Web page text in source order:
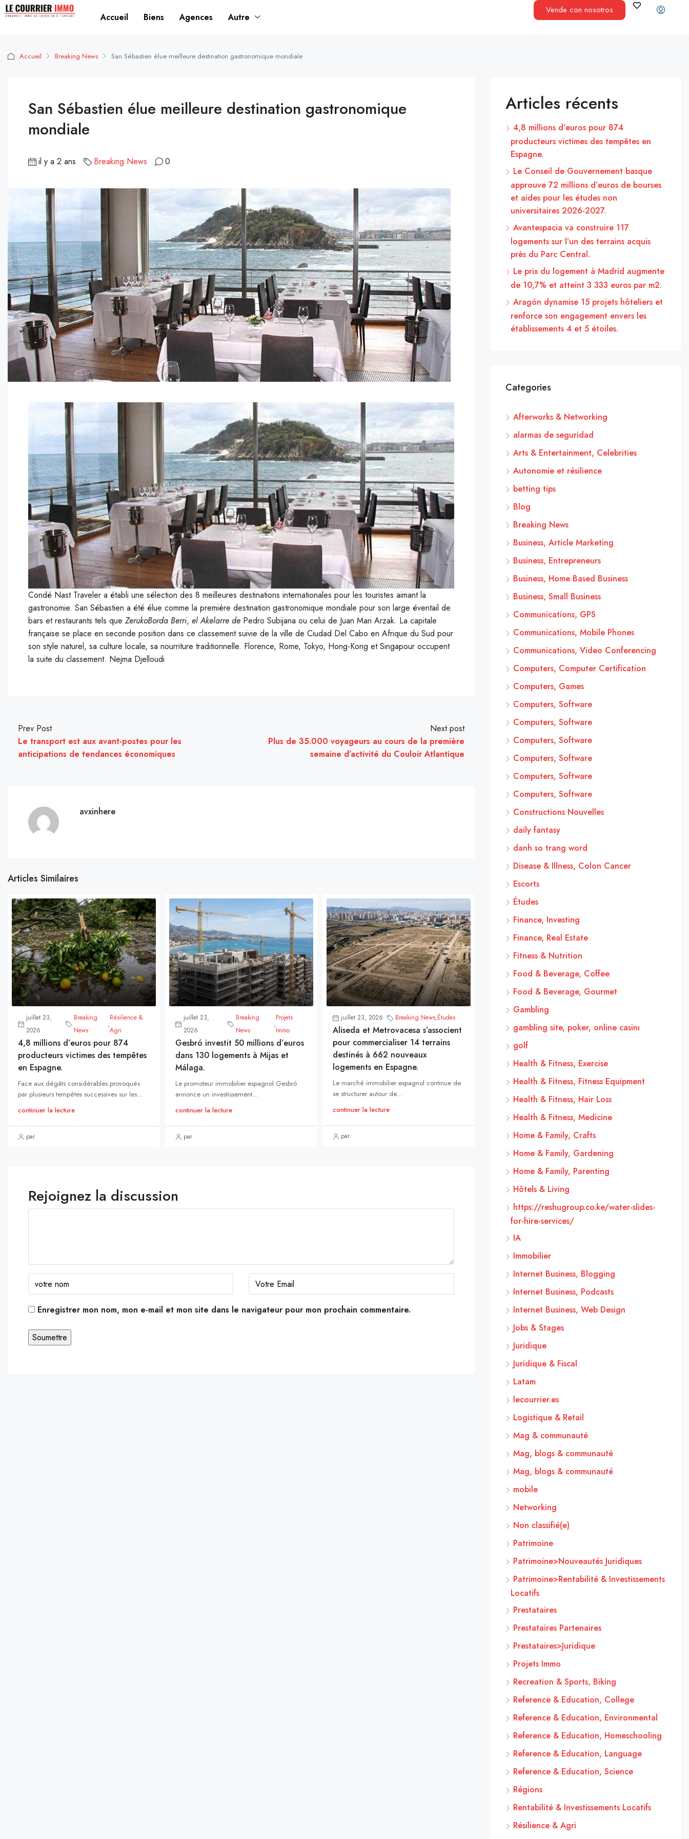
Accueil Biens Agences Autre
Vende con nosotros
Accueil Breaking News San Sébastien élue meilleure destination gastronomique mondiale
San Sébastien élue meilleure destination gastronomique
mondiale
il y a 2 ans Breaking News 0
Condé Nast Traveler a établi une sélection des 8 meilleures destinations internationales pour les touristes aimant la
gastronomie. San Sébastien a été élue comme la première destination gastronomique mondiale pour son large éventail de
bars et restaurants tels que ZerukoBorda Berri, el Akelarre de Pedro Subijana ou celui de Juan Mari Arzak. La capitale
française se place en seconde position dans ce classement suivie de la ville de Ciudad Del Cabo en Afrique du Sud pour
son style naturel, sa culture locale, sa nourriture traditionnelle. Florence, Rome, Tokyo, Hong-Kong et Singapour occupent
la suite du classement. Nejma Djelloudi
Prev Post
Le transport est aux avant-postes pour les
anticipations de tendances économiques
Next post
Plus de 35.000 voyageurs au cours de la première
semaine d’activité du Couloir Atlantique
avxinhere
Articles Similaires
juillet 23,
2026
Breaking
News
,
Résilience &
Agri
4,8 millions d’euros pour 874
producteurs victimes des tempêtes
en Espagne.
Face aux dégâts considérables provoqués
par plusieurs tempêtes successives sur les...
continuer la lecture
par
juillet 23,
2026
Breaking
News
,
Projets
Immo
Gesbró investit 50 millions d’euros
dans 130 logements à Mijas et
Málaga.
Le promoteur immobilier espagnol Gesbró
annonce un investissement...
continuer la lecture
par
juillet 23, 2026 Breaking News,Études
Aliseda et Metrovacesa s’associent
pour commercialiser 14 terrains
destinés à 662 nouveaux
logements en Espagne.
Le marché immobilier espagnol continue de
se structurer autour de...
continuer la lecture
par
Rejoignez la discussion
Enregistrer mon nom, mon e-mail et mon site dans le navigateur pour mon prochain commentaire.
Articles récents
4,8 millions d’euros pour 874
producteurs victimes des tempêtes en
Espagne.
Le Conseil de Gouvernement basque
approuve 72 millions d’euros de bourses
et aides pour les études non
universitaires 2026-2027.
Avantespacia va construire 117
logements sur l’un des terrains acquis
près du Parc Central.
Le prix du logement à Madrid augmente
de 10,7% et atteint 3 333 euros par m2.
Aragón dynamise 15 projets hôteliers et
renforce son engagement envers les
établissements 4 et 5 étoiles.
Categories
Afterworks & Networking
alarmas de seguridad
Arts & Entertainment, Celebrities
Autonomie et résilience
betting tips
Blog
Breaking News
Business, Article Marketing
Business, Entrepreneurs
Business, Home Based Business
Business, Small Business
Communications, GPS
Communications, Mobile Phones
Communications, Video Conferencing
Computers, Computer Certification
Computers, Games
Computers, Software
Computers, Software
Computers, Software
Computers, Software
Computers, Software
Computers, Software
Constructions Nouvelles
daily fantasy
danh so trang word
Disease & Illness, Colon Cancer
Escorts
Études
Finance, Investing
Finance, Real Estate
Fitness & Nutrition
Food & Beverage, Coffee
Food & Beverage, Gourmet
Gambling
gambling site, poker, online casinı
golf
Health & Fitness, Exercise
Health & Fitness, Fitness Equipment
Health & Fitness, Hair Loss
Health & Fitness, Medicine
Home & Family, Crafts
Home & Family, Gardening
Home & Family, Parenting
Hôtels & Living
https://reshugroup.co.ke/water-slides-
for-hire-services/
IA
Immobilier
Internet Business, Blogging
Internet Business, Podcasts
Internet Business, Web Design
Jobs & Stages
Juridique
Juridique & Fiscal
Latam
lecourrier.es
Logistique & Retail
Mag & communauté
Mag, blogs & communauté
Mag, blogs & communauté
mobile
Networking
Non classifié(e)
Patrimoine
Patrimoine>Nouveautés Juridiques
Patrimoine>Rentabilité & Investissements
Locatifs
Prestataires
Prestataires Partenaires
Prestataires>Juridique
Projets Immo
Recreation & Sports, Biking
Reference & Education, College
Reference & Education, Environmental
Reference & Education, Homeschooling
Reference & Education, Language
Reference & Education, Science
Régions
Rentabilité & Investissements Locatifs
Résilience & Agri